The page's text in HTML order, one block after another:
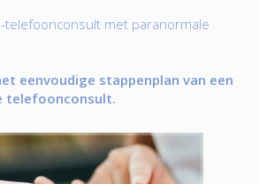
-telefoonconsult met paranormale
eenvoudige stappenplan van een
telefoonconsult.